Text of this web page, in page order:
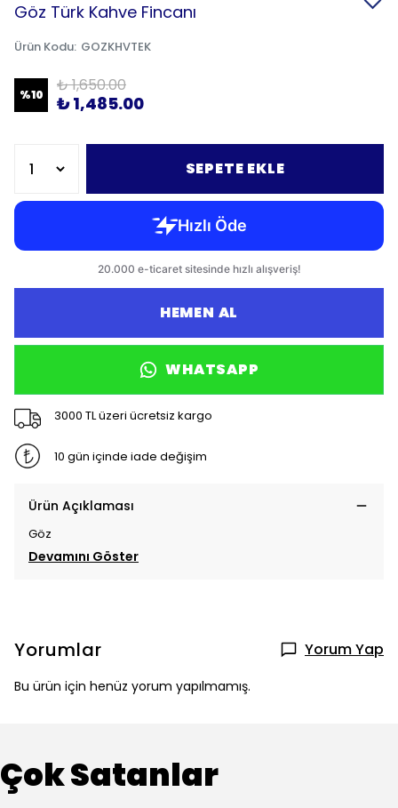
Göz Türk Kahve Fincanı
Ürün Kodu: GOZKHVTEK
%10 ₺ 1,650.00
₺ 1,485.00
SEPETE EKLE
HEMEN AL
WHATSAPP
3000 TL üzeri ücretsiz kargo
10 gün içinde iade değişim
Ürün Açıklaması
Göz
Devamını Göster
Yorumlar Yorum Yap
Bu ürün için henüz yorum yapılmamış.
Çok Satanlar